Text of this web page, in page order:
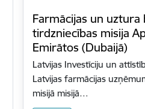
Farmācijas un
tirdzniecības misija
Emirātos (Dubaijā)
Latvijas Investīciju un
Latvijas farmācijas
misijā misijā…